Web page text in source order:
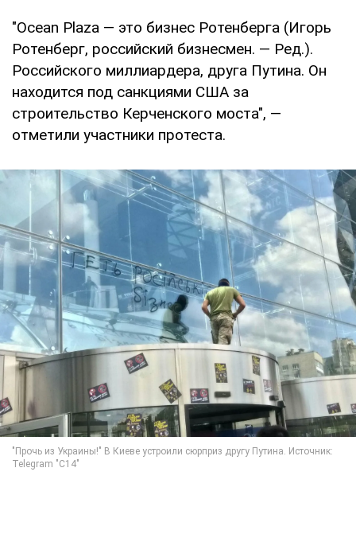
"Ocean Plaza ― это бизнес Ротенберга (Игорь
Ротенберг, российский бизнесмен. ― Ред.).
Российского миллиардера, друга Путина. Он
находится под санкциями США за
строительство Керченского моста", ―
отметили участники протеста.